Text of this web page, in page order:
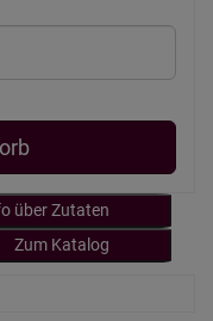
über Zutaten
Zum Katalog